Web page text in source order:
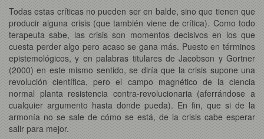
Todas estas críticas no pueden ser en balde, sino que tienen que
producir alguna crisis (que también viene de crítica). Como todo
terapeuta sabe, las crisis son momentos decisivos en los que
cuesta perder algo pero acaso se gana más. Puesto en términos
epistemológicos, y en palabras titulares de Jacobson y Gortner
(2000) en este mismo sentido, se diría que la crisis supone una
revolución científica, pero el campo magnético de la ciencia
normal planta resistencia contra-revolucionaria (aferrándose a
cualquier argumento hasta donde pueda). En fin, que si de la
armonía no se sale de cómo se está, de la crisis cabe esperar
salir para mejor.